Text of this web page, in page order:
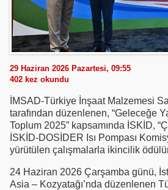
29 Haziran 2026 Pazartesi, 09:55
402 kez okundu
İMSAD-Türkiye İnşaat Malzemesi
tarafından düzenlenen, “Geleceğe
Toplum 2025” kapsamında İSKİD,
İSKİD-DOSİDER Isı Pompası
yürütülen çalışmalarla ikincilik
24 Haziran 2026 Çarşamba günü,
Asia – Kozyatağı’nda düzenlenen